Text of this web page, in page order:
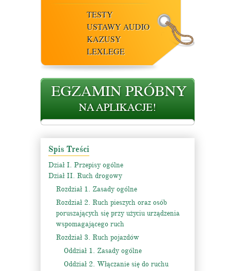
TESTY
USTAWY AUDIO
KAZUSY
LEXLEGE
Spis Treści
Dział I. Przepisy ogólne
Dział II. Ruch drogowy
Rozdział 1. Zasady ogólne
Rozdział 2. Ruch pieszych oraz osób
poruszających się przy użyciu urządzenia
wspomagającego ruch
Rozdział 3. Ruch pojazdów
Oddział 1. Zasady ogólne
Oddział 2. Włączanie się do ruchu